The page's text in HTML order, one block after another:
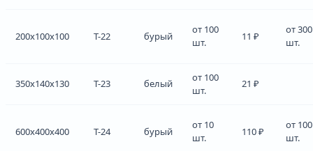
200x100x100 Т-22 бурый
от 100
шт.
11 ₽
от 300
шт.
350x140x130 Т-23 белый
от 100
шт.
21 ₽
600x400x400 Т-24 бурый
от 10
шт.
110 ₽
от 100
шт.